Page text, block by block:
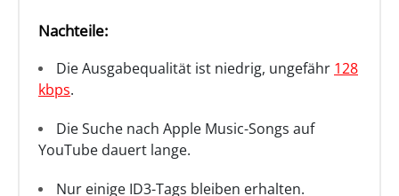
Nachteile:
Die Ausgabequalität ist niedrig, ungefähr 128
kbps.
Die Suche nach Apple Music-Songs auf
YouTube dauert lange.
Nur einige ID3-Tags bleiben erhalten.